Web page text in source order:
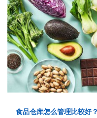
食品仓库怎么管理比较好？